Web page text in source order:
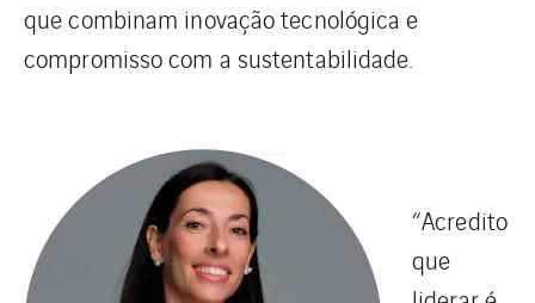
que combinam inovação tecnológica e
compromisso com a sustentabilidade.
“Acredito
que